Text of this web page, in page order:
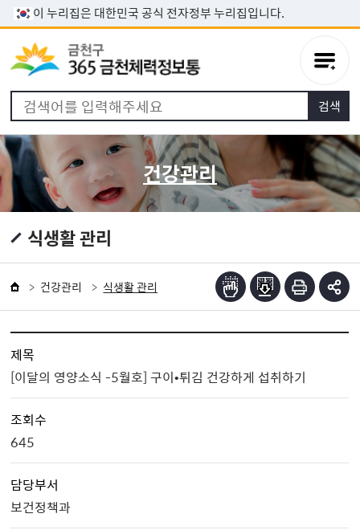
본문 바로가기
이 누리집은 대한민국 공식 전자정부 누리집입니다.
건강관리
식생활 관리
건강관리 식생활 관리
제목
[이달의 영양소식 -5월호] 구이•튀김 건강하게 섭취하기
조회수
645
담당부서
보건정책과